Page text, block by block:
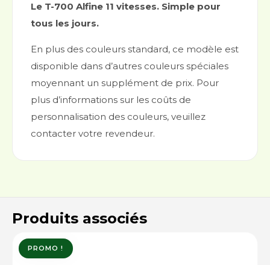
Le T-700 Alfine 11 vitesses. Simple pour
tous les jours.
En plus des couleurs standard, ce modèle est
disponible dans d’autres couleurs spéciales
moyennant un supplément de prix. Pour
plus d’informations sur les coûts de
personnalisation des couleurs, veuillez
contacter votre revendeur.
Produits associés
PROMO !